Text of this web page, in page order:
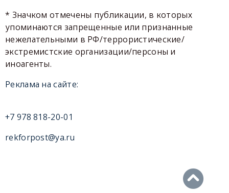
* Значком отмечены публикации, в которых
упоминаются запрещенные или признанные
нежелательными в РФ/террористические/
экстремистские организации/персоны и
иноагенты.
Реклама на сайте:
+7 978 818-20-01
rekforpost@ya.ru